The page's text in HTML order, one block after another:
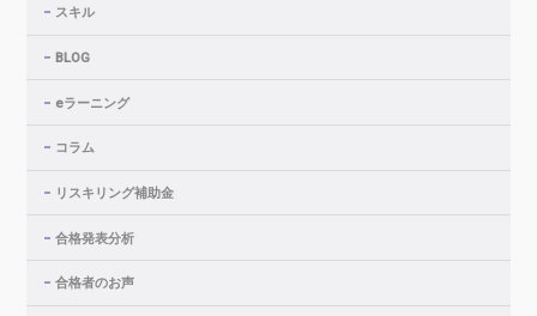
スキル
BLOG
eラーニング
コラム
リスキリング補助金
合格発表分析
合格者のお声